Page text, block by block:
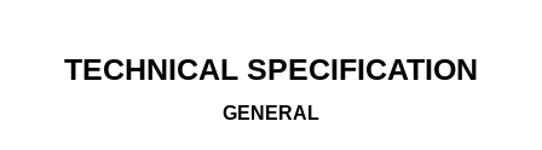
TECHNICAL SPECIFICATION
GENERAL